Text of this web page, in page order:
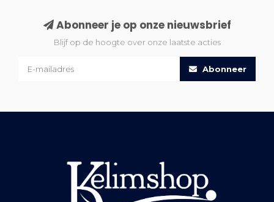
Abonneer je op onze nieuwsbrief
Blijf op de hoogte over onze laatste acties
Abonneer